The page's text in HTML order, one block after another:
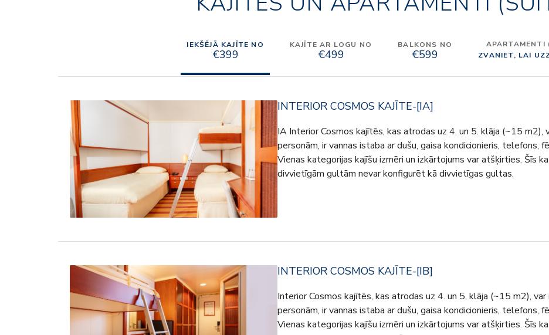
IEKŠĒJĀ KAJĪTE NO
€399
KAJĪTE AR LOGU NO
€499
BALKONS NO
€599
APARTAMENTI
ZVANIET, LAI
INTERIOR COSMOS KAJĪTE-[IA]
IA Interior Cosmos kajītēs, kas atrodas uz 4. un 5. klāja (~15 m2),
personām, ir vannas istaba ar dušu, gaisa kondicionieris, telefons,
Vienas kategorijas kajīšu izmēri un izkārtojums var atšķirties. Šīs
divvietīgām gultām nevar konfigurēt kā divvietīgas gultas.
INTERIOR COSMOS KAJĪTE-[IB]
Interior Cosmos kajītēs, kas atrodas uz 4. un 5. klāja (~15 m2),
personām, ir vannas istaba ar dušu, gaisa kondicionieris, telefons,
Vienas kategorijas kajīšu izmēri un izkārtojums var atšķirties. Šīs